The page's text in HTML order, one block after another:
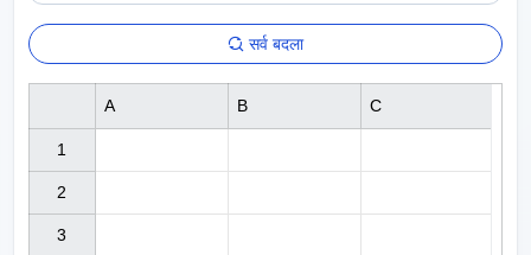
सर्व बदला
1
2
3
A B C